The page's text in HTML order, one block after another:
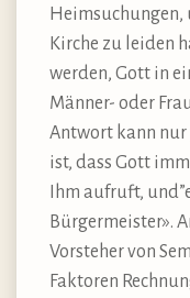
Kirche zu leiden
werden, Gott in
Männer- oder
Antwort kann nur
ist, dass Gott
Ihm aufruft,
Bürgermeister».
Vorsteher von
Faktoren